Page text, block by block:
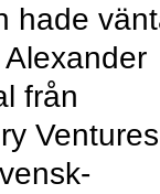
hade
från
Ventures